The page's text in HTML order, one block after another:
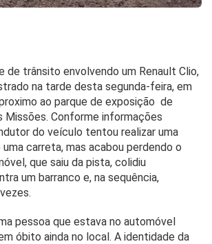
de trânsito envolvendo um Renault Clio,
na tarde desta segunda-feira, em
ao parque de exposição de
Missões. Conforme informações
do veículo tentou realizar uma
carreta, mas acabou perdendo o
que saiu da pista, colidiu
um barranco e, na sequência,
pessoa que estava no automóvel
óbito ainda no local. A identidade da